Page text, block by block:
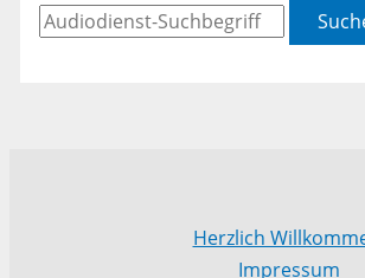
Herzlich
Impressum